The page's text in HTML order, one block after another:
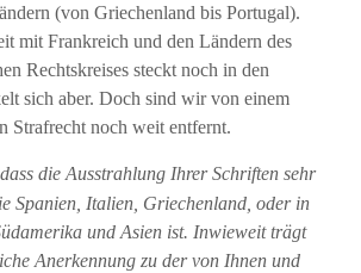
(von Griechenland bis Portugal).
mit Frankreich und den Ländern des
Rechtskreises steckt noch in den
sich aber. Doch sind wir von einem
Strafrecht noch weit entfernt.
die Ausstrahlung Ihrer Schriften sehr
Spanien, Italien, Griechenland, oder in
und Asien ist. Inwieweit trägt
Anerkennung zu der von Ihnen und